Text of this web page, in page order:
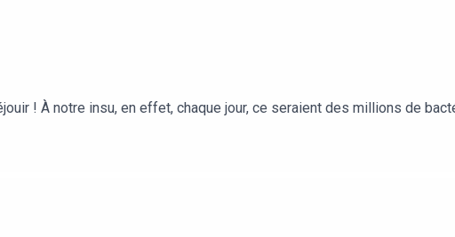
! À notre insu, en effet, chaque jour, ce seraient des millions de